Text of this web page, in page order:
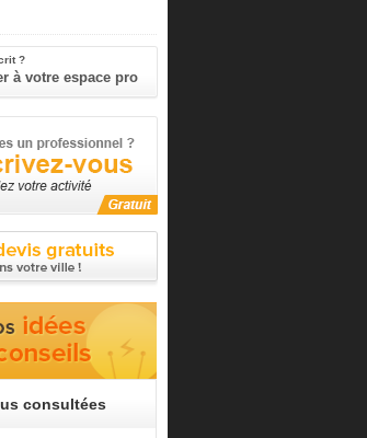
?
à votre espace pro
consultées